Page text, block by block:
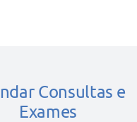
Consultas e
Exames